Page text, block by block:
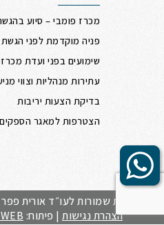
מכרז פומבי – סיוע
פניה מוקדמת לפני
שימועים בפני ועדת
עתירות מנהליות וצווי
בדיקת הצעות יריבות
הצטרפות למאגר
Scroll
to
כל הזכויות שמורות לעו״ד אורית
הצהרת נגישות | פיתוח: